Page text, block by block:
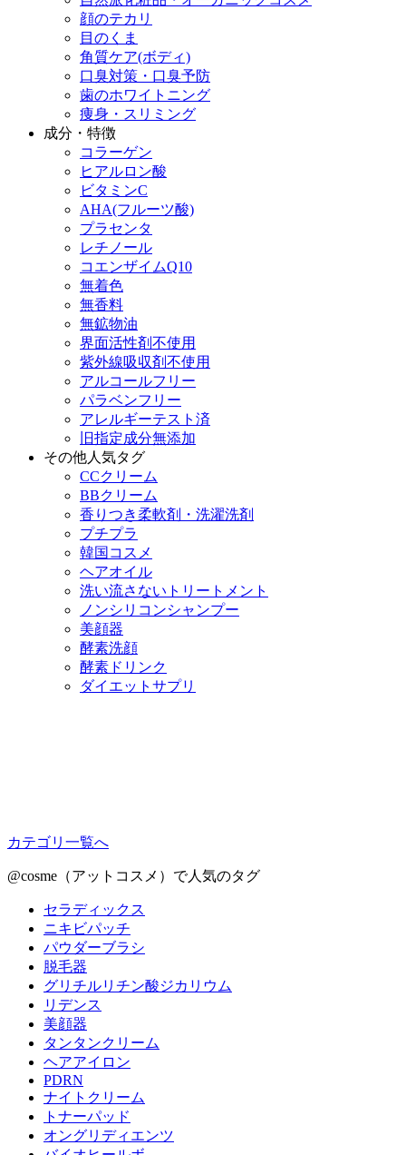
顔のテカリ
目のくま
角質ケア(ボディ)
口臭対策・口臭予防
歯のホワイトニング
痩身・スリミング
成分・特徴
コラーゲン
ヒアルロン酸
ビタミンC
AHA(フルーツ酸)
プラセンタ
レチノール
コエンザイムQ10
無着色
無香料
無鉱物油
界面活性剤不使用
紫外線吸収剤不使用
アルコールフリー
パラベンフリー
アレルギーテスト済
旧指定成分無添加
その他人気タグ
CCクリーム
BBクリーム
香りつき柔軟剤・洗濯洗剤
プチプラ
韓国コスメ
ヘアオイル
洗い流さないトリートメント
ノンシリコンシャンプー
美顔器
酵素洗顔
酵素ドリンク
ダイエットサプリ
カテゴリ一覧へ
@cosme（アットコスメ）で人気のタグ
セラディックス
ニキビパッチ
パウダーブラシ
脱毛器
グリチルリチン酸ジカリウム
リデンス
美顔器
タンタンクリーム
ヘアアイロン
PDRN
ナイトクリーム
トナーパッド
オングリディエンツ